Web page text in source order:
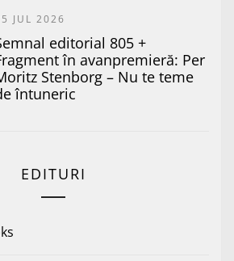
JUL 2026
editorial 805 +
în avanpremieră: Per
Stenborg – Nu te teme
întuneric
EDITURI